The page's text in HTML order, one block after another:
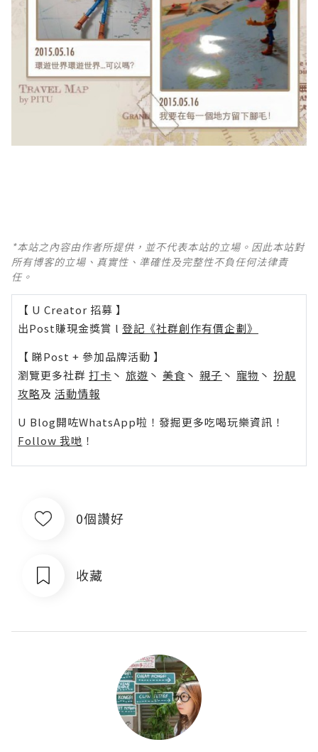
*本站之內容由作者所提供，並不代表本站的立場。因此本站對
所有博客的立場、真實性、準確性及完整性不負任何法律責
任。
【 U Creator 招募 】
出Post賺現金獎賞 l 登記《社群創作有價企劃》
【 睇Post + 參加品牌活動 】
瀏覽更多社群 打卡 丶 旅遊 丶 美食 丶 親子 丶 寵物 丶 扮靚
攻略及 活動情報
U Blog開咗WhatsApp啦！發掘更多吃喝玩樂資訊！
Follow 我哋 ！
0個讚好
收藏